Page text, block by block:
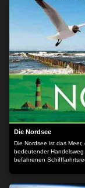
Lochhamer Str. 9, 82152
Die Nordsee
Die Nordsee ist das
bedeutender
befahrenen